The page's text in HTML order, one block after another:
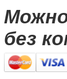
без